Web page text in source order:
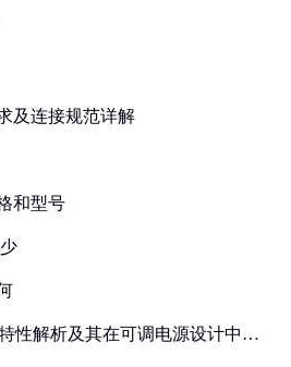
及连接规范详解
和型号
性解析及其在可调电源设计中的